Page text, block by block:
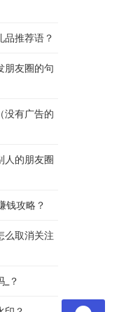
品推荐语？
朋友圈的句
没有广告的
人的朋友圈
钱攻略？
么取消关注
？